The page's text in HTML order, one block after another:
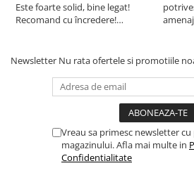
Este foarte solid, bine legat!
Recomand cu încredere!
drag !
Newsletter Nu rata ofertele si promotiile
Vreau sa primesc newsletter
magazinului. Afla mai multe in
Confidentialitate